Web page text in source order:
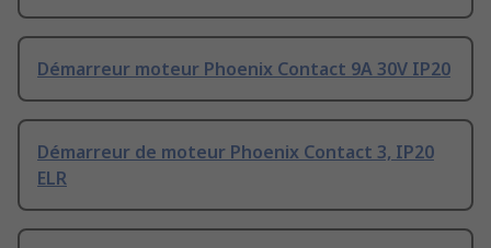
Démarreur moteur Phoenix Contact 9A 30V IP20
Démarreur de moteur Phoenix Contact 3, IP20
ELR